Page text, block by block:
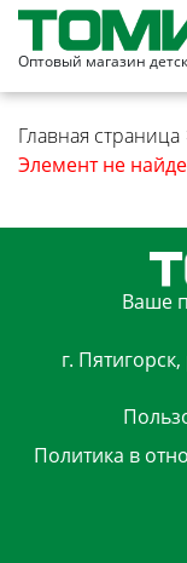
Оптовый магазин
Главная страница
Элемент не
Ваше
г.
Политика в